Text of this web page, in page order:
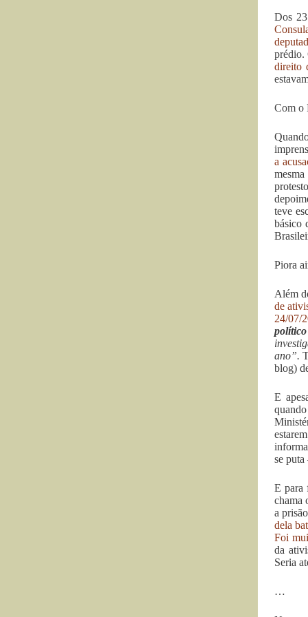
Dos
prédio.
direito
Com o
a
teve
básico
Piora
Além
de
24/07/
ano”.
blog)
E
se
E para
chama
a
dela
Foi
da
Seria
…